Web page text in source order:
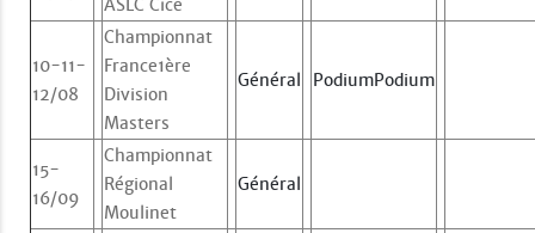
ASLC Cicé
10-11-
12/08
Championnat
France1ère
Division
Masters
Général PodiumPodium
15-
16/09
Championnat
Régional
Moulinet
Général